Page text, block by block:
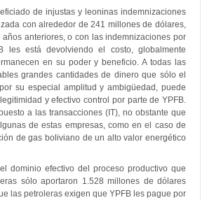
de injustas y leoninas indemnizaciones
con alrededor de 241 millones de dólares,
anteriores, o con las indemnizaciones por
les está devolviendo el costo, globalmente
en su poder y beneficio. A todas las
grandes cantidades de dinero que sólo el
su especial amplitud y ambigüedad, puede
y efectivo control por parte de YPFB.
a las transacciones (IT), no obstante que
de estas empresas, como en el caso de
de gas boliviano de un alto valor energético
dominio efectivo del proceso productivo que
sólo aportaron 1.528 millones de dólares
las petroleras exigen que YPFB les pague por